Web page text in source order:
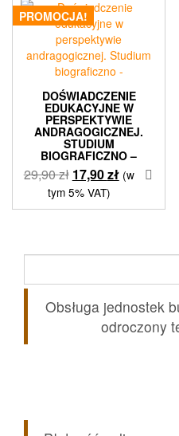
PROMOCJA!
DOŚWIADCZENIE
EDUKACYJNE W
PERSPEKTYWIE
ANDRAGOGICZNEJ.
STUDIUM
BIOGRAFICZNO –
29,90zł Pierwotna
cena
wynosiła:
17,90złAktualna
wynosi:
(w
tym 5% VAT)
Obsługa jednostek
odroczony